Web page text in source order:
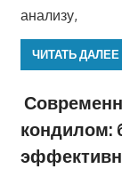
анализу,
ЧИТАТЬ ДАЛЕЕ
кондилом: